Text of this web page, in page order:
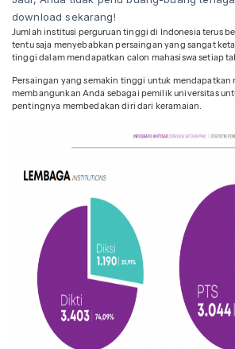
download sekarang!
Jumlah institusi perguruan tinggi di Indonesia terus
tentu saja menyebabkan persaingan yang sangat
tinggi dalam mendapatkan calon mahasiswa setiap
Persaingan yang semakin tinggi untuk mendapatkan
membangunkan Anda sebagai pemilik universitas
pentingnya membedakan diri dari keramaian.